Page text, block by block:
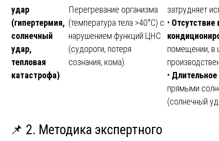
удар
(гипертермия,
солнечный
удар,
тепловая
катастрофа)
Перегревание организма
(температура тела >40°C) с
нарушением функций ЦНС
(судороги, потеря
сознания, кома).
затрудняет
• Отсутствие
помещении, в
•
прямыми
(солнечный
📌 2. Методика экспертного